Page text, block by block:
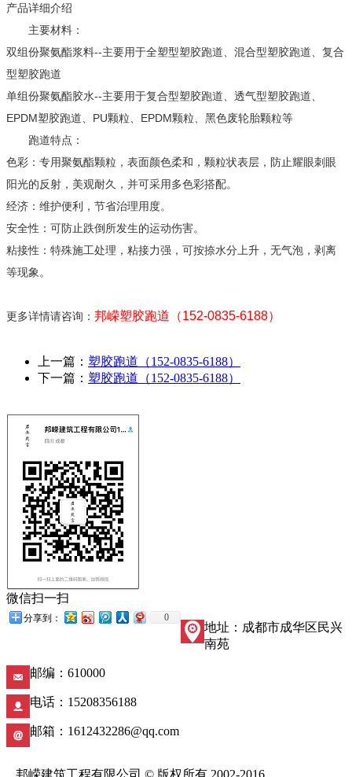
产品详细介绍
主要材料：
双组份聚氨酯浆料--主要用于全塑型塑胶跑道、混合型塑胶跑道、复合
型塑胶跑道
单组份聚氨酯胶水--主要用于复合型塑胶跑道、透气型塑胶跑道、
EPDM塑胶跑道、PU颗粒、EPDM颗粒、黑色废轮胎颗粒等
跑道特点：
色彩：专用聚氨酯颗粒，表面颜色柔和，颗粒状表层，防止耀眼刺眼
阳光的反射，美观耐久，并可采用多色彩搭配。
经济：维护便利，节省治理用度。
安全性：可防止跌倒所发生的运动伤害。
粘接性：特殊施工处理，粘接力强，可按捺水分上升，无气泡，剥离
等现象。
更多详情请咨询： 邦嵘塑胶跑道（152-0835-6188）
上一篇： 塑胶跑道（152-0835-6188）
下一篇： 塑胶跑道（152-0835-6188）
微信扫一扫
分享到： 0
地址：成都市成华区民兴
南苑
邮编：610000
电话：15208356188
邮箱：1612432286@qq.com
邦嵘建筑工程有限公司 © 版权所有 2002-2016